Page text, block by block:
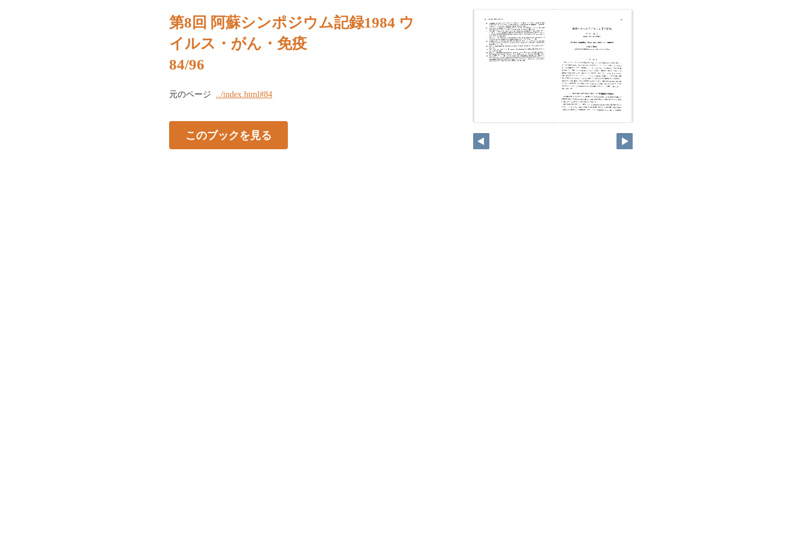
第8回 阿蘇シンポジウム記録1984 ウ
イルス・がん・免疫
84/96
元のページ ../index.html#84
このブックを見る